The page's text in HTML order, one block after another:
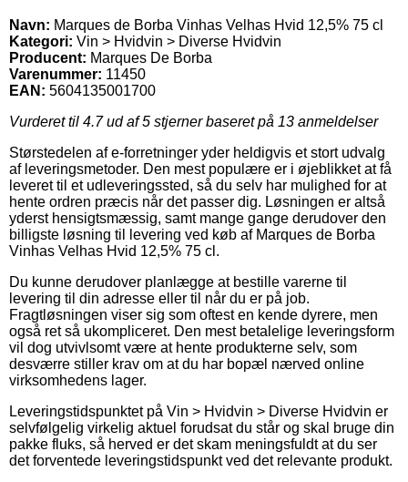
Navn: Marques de Borba Vinhas Velhas Hvid 12,5% 75 cl
Kategori: Vin > Hvidvin > Diverse Hvidvin
Producent: Marques De Borba
Varenummer: 11450
EAN: 5604135001700
Vurderet til 4.7ud af 5 stjerner baseret på 13 anmeldelser
Størstedelen af e-forretninger yder heldigvis et stort udvalg
af leveringsmetoder. Den mest populære er i øjeblikket at få
leveret til et udleveringssted, så du selv har mulighed for at
hente ordren præcis når det passer dig. Løsningen er altså
yderst hensigtsmæssig, samt mange gange derudover den
billigste løsning til levering ved køb af Marques de Borba
Vinhas Velhas Hvid 12,5% 75 cl.
Du kunne derudover planlægge at bestille varerne til
levering til din adresse eller til når du er på job.
Fragtløsningen viser sig som oftest en kende dyrere, men
også ret så ukompliceret. Den mest betalelige leveringsform
vil dog utvivlsomt være at hente produkterne selv, som
desværre stiller krav om at du har bopæl nærved online
virksomhedens lager.
Leveringstidspunktet på Vin > Hvidvin > Diverse Hvidvin er
selvfølgelig virkelig aktuel forudsat du står og skal bruge din
pakke fluks, så herved er det skam meningsfuldt at du ser
det forventede leveringstidspunkt ved det relevante produkt.